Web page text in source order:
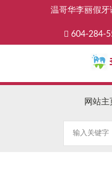
温哥华李丽假牙
604-284-
网站主